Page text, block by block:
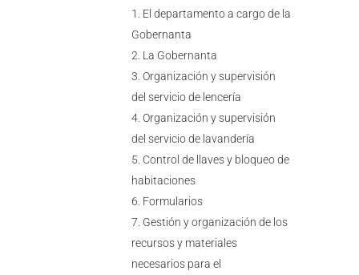
El departamento a cargo de la
Gobernanta
La Gobernanta
Organización y supervisión
del servicio de lencería
Organización y supervisión
del servicio de lavandería
Control de llaves y bloqueo de
habitaciones
Formularios
Gestión y organización de los
recursos y materiales
necesarios para el